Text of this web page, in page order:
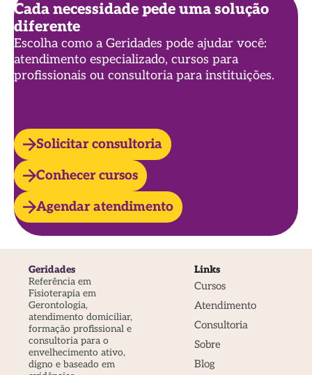
Cada necessidade pede uma solução
diferente
Escolha como a Geridades pode ajudar você:
atendimento especializado, cursos para
profissionais ou consultoria para instituições.
Solicitar consultoria
Conhecer cursos
Agendar atendimento
Geridades
Referência em
Fisioterapia em
Gerontologia,
atendimento domiciliar,
formação profissional e
consultoria para o
envelhecimento ativo,
digno e baseado em
Links
Cursos
Atendimento
Consultoria
Sobre
Blog